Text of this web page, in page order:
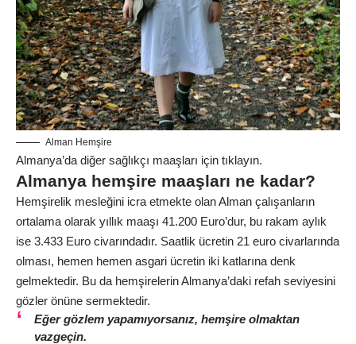
Alman Hemşire
Almanya’da diğer sağlıkçı maaşları için tıklayın.
Almanya hemşire maaşları ne kadar?
Hemşirelik mesleğini icra etmekte olan Alman çalışanların
ortalama olarak yıllık maaşı 41.200 Euro’dur, bu rakam aylık
ise 3.433 Euro civarındadır. Saatlik ücretin 21 euro civarlarında
olması, hemen hemen asgari ücretin iki katlarına denk
gelmektedir. Bu da hemşirelerin Almanya’daki refah seviyesini
gözler önüne sermektedir.
Eğer gözlem yapamıyorsanız, hemşire olmaktan
vazgeçin.